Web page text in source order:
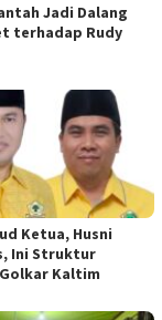
Jadi Dalang
terhadap Rudy
Ketua, Husni
Ini Struktur
Kaltim